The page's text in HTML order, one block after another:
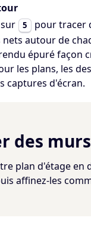
5
pour tracer
autour de
épuré façon
les plans, les
captures d'écran.
des murs
plan d'étage en
affinez-les